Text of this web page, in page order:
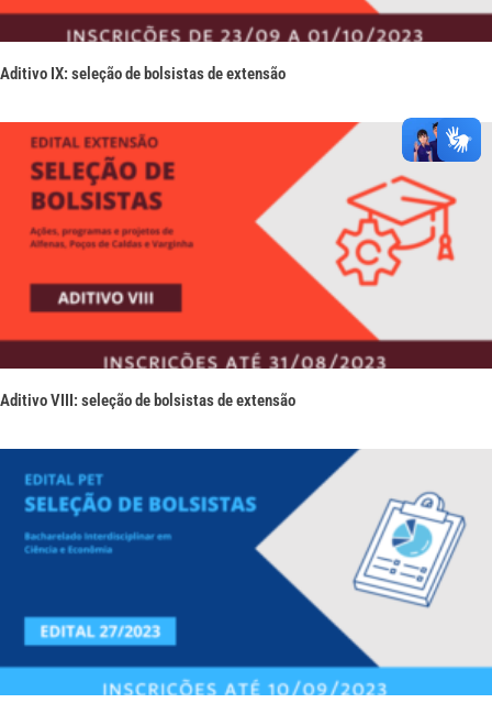
Aditivo IX: seleção de bolsistas de extensão
Aditivo VIII: seleção de bolsistas de extensão